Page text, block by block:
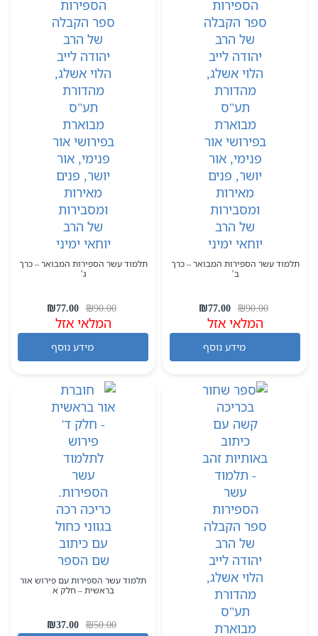
תלמוד עשר הספירות המבואר – כרך
ב’
₪90.00
המחיר
המקורי
₪90.00.
₪77.00
₪77.00.
המלאי אזל
מידע נוסף
תלמוד עשר הספירות המבואר – כרך
ג’
₪90.00
המחיר
המקורי
₪90.00.
₪77.00
₪77.00.
המלאי אזל
מידע נוסף
תלמוד עשר הספירות עם פירוש אור
בראשית – חלק א
₪50.00
המחיר₪37.00